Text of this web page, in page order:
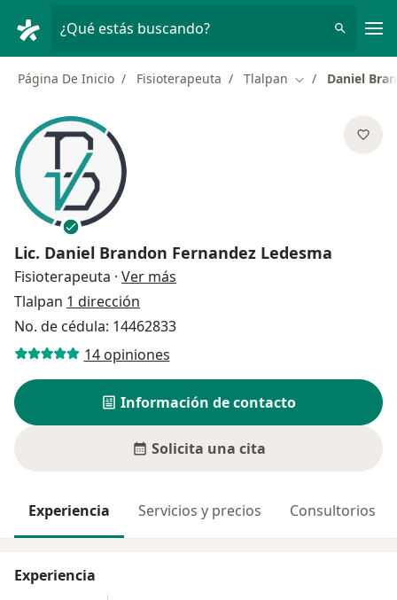
¿Qué estás buscando?
Página De Inicio Fisioterapeuta Tlalpan Cambiar de
Daniel
Lic. Daniel Brandon Fernandez Ledesma
Fisioterapeuta · Ver más
Tlalpan 1 dirección
No. de cédula: 14462833
14 opiniones
Información de contacto
Solicita una cita
Experiencia Servicios y precios Consultorios
Experiencia